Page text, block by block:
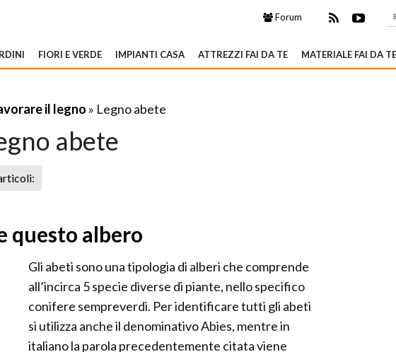
Forum
FIORI E VERDE IMPIANTI CASA ATTREZZI FAI DA TE MATERIALE FAI DA TE
il legno » Legno abete
abete
questo albero
Gli abeti sono una tipologia di alberi che comprende
all’incirca 5 specie diverse di piante, nello specifico
conifere sempreverdi. Per identificare tutti gli abeti
si utilizza anche il denominativo Abies, mentre in
italiano la parola precedentemente citata viene